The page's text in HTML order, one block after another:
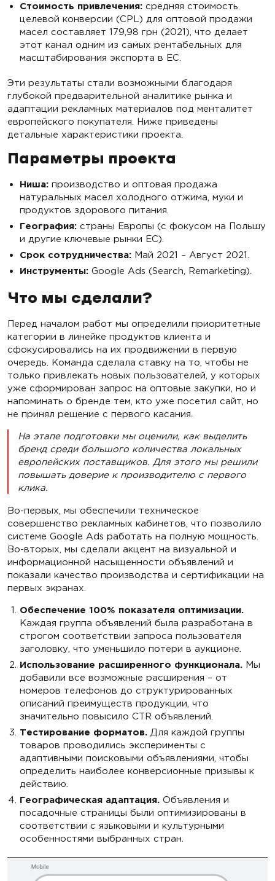
Стоимость привлечения: средняя стоимость
целевой конверсии (CPL) для оптовой продажи
масел составляет 179,98 грн (2021), что делает
этот канал одним из самых рентабельных для
масштабирования экспорта в ЕС.
Эти результаты стали возможными благодаря
глубокой предварительной аналитике рынка и
адаптации рекламных материалов под менталитет
европейского покупателя. Ниже приведены
детальные характеристики проекта.
Параметры проекта
Ниша: производство и оптовая продажа
натуральных масел холодного отжима, муки и
продуктов здорового питания.
География: страны Европы (с фокусом на Польшу
и другие ключевые рынки ЕС).
Срок сотрудничества: Май 2021 – Август 2021.
Инструменты: Google Ads (Search, Remarketing).
Что мы сделали?
Перед началом работ мы определили приоритетные
категории в линейке продуктов клиента и
сфокусировались на их продвижении в первую
очередь. Команда сделала ставку на то, чтобы не
только привлекать новых пользователей, у которых
уже сформирован запрос на оптовые закупки, но и
напоминать о бренде тем, кто уже посетил сайт, но
не принял решение с первого касания.
На этапе подготовки мы оценили, как выделить
бренд среди большого количества локальных
европейских поставщиков. Для этого мы решили
повышать доверие к производителю с первого
клика.
Во-первых, мы обеспечили техническое
совершенство рекламных кабинетов, что позволило
системе Google Ads работать на полную мощность.
Во-вторых, мы сделали акцент на визуальной и
информационной насыщенности объявлений и
показали качество производства и сертификации на
первых экранах.
Обеспечение 100% показателя оптимизации.
Каждая группа объявлений была разработана в
строгом соответствии запроса пользователя
заголовку, что уменьшило потери в аукционе.
Использование расширенного функционала. Мы
добавили все возможные расширения – от
номеров телефонов до структурированных
описаний преимуществ продукции, что
значительно повысило CTR объявлений.
Тестирование форматов. Для каждой группы
товаров проводились эксперименты с
адаптивными поисковыми объявлениями, чтобы
определить наиболее конверсионные призывы к
действию.
Географическая адаптация. Объявления и
посадочные страницы были оптимизированы в
соответствии с языковыми и культурными
особенностями выбранных стран.